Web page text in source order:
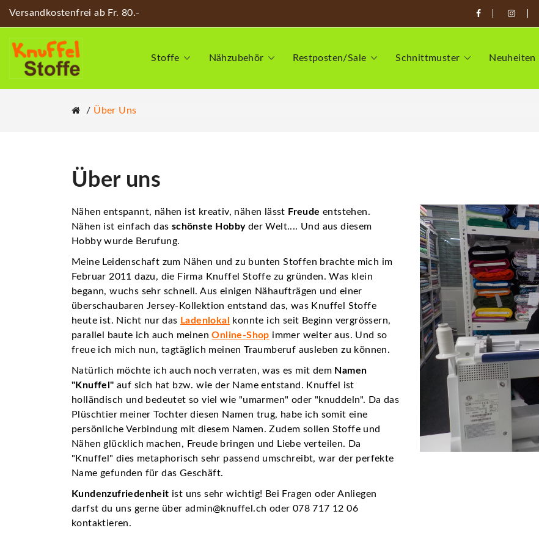
Versandkostenfrei ab Fr. 80.-
Stoffe Nähzubehör Restposten/Sale Schnittmuster Neuheiten
Über Uns
Über uns
Nähen entspannt, nähen ist kreativ, nähen lässt Freude entstehen.
Nähen ist einfach das schönste Hobby der Welt.... Und aus diesem
Hobby wurde Berufung.
Meine Leidenschaft zum Nähen und zu bunten Stoffen brachte mich im
Februar 2011 dazu, die Firma Knuffel Stoffe zu gründen. Was klein
begann, wuchs sehr schnell. Aus einigen Nähaufträgen und einer
überschaubaren Jersey-Kollektion entstand das, was Knuffel Stoffe
heute ist. Nicht nur das Ladenlokal
konnte ich seit Beginn vergrössern,
parallel baute ich auch meinenOnline-Shop immer weiter aus. Und so
freue ich mich nun, tagtäglich meinen Traumberuf ausleben zu können.
Natürlich möchte ich auch noch verraten, was es mit dem Namen
"Knuffel" auf sich hat bzw. wie der Name entstand. Knuffel ist
holländisch und bedeutet so viel wie "umarmen" oder "knuddeln". Da das
Plüschtier meiner Tochter diesen Namen trug, habe ich somit eine
persönliche Verbindung mit diesem Namen. Zudem sollen Stoffe und
Nähen glücklich machen, Freude bringen und Liebe verteilen. Da
"Knuffel" dies metaphorisch sehr passend umschreibt, war der perfekte
Name gefunden für das Geschäft.
Kundenzufriedenheit ist uns sehr wichtig! Bei Fragen oder Anliegen
darfst du uns gerne über admin@knuffel.ch oder 078 717 12 06
kontaktieren.